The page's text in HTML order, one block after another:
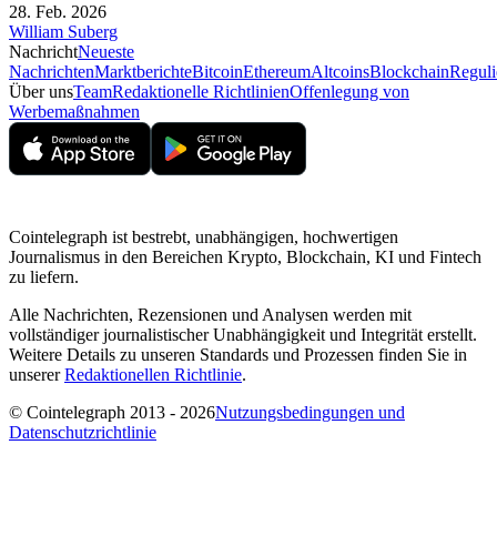
28. Feb. 2026
William Suberg
NachrichtNeueste
NachrichtenMarktberichteBitcoinEthereumAltcoinsBlockchain
Über unsTeamRedaktionelle RichtlinienOffenlegung von
Werbemaßnahmen
Cointelegraph ist bestrebt, unabhängigen, hochwertigen
Journalismus in den Bereichen Krypto, Blockchain, KI und Fintech
zu liefern.
Alle Nachrichten, Rezensionen und Analysen werden mit
vollständiger journalistischer Unabhängigkeit und Integrität erstellt.
Weitere Details zu unseren Standards und Prozessen finden Sie in
unsererRedaktionellen Richtlinie.
© Cointelegraph 2013 - 2026Nutzungsbedingungen und
Datenschutzrichtlinie